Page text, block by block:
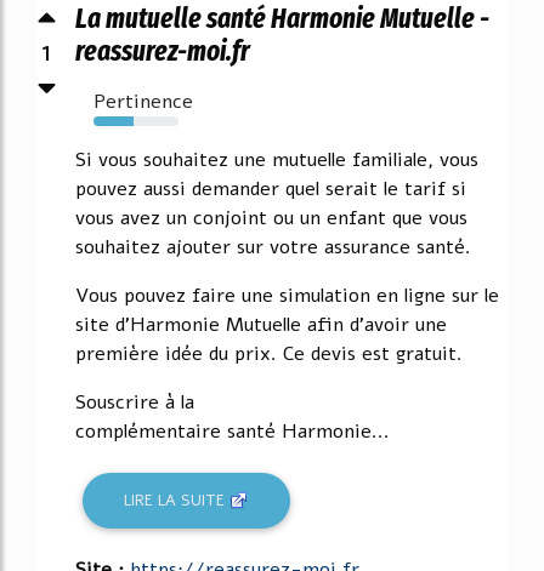
1
La mutuelle santé Harmonie Mutuelle -
reassurez-moi.fr
Pertinence
47%
Si vous souhaitez une mutuelle familiale, vous
pouvez aussi demander quel serait le tarif si
vous avez un conjoint ou un enfant que vous
souhaitez ajouter sur votre assurance santé.
Vous pouvez faire une simulation en ligne sur le
site d'Harmonie Mutuelle afin d'avoir une
première idée du prix. Ce devis est gratuit.
Souscrire à la
complémentaire santé Harmonie...
LIRE LA SUITE